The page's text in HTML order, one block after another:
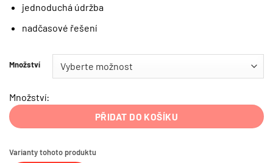
jednoduchá údržba
nadčasové řešení
Množství
Množství:
PŘIDAT DO KOŠÍKU
Varianty tohoto produktu